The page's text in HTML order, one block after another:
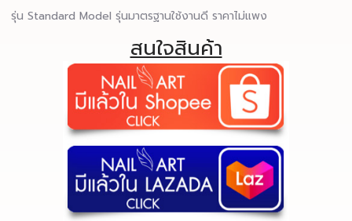
รุ่น Standard Model รุ่นมาตรฐานใช้งานดี ราคาไม่แพง
สนใจสินค้า